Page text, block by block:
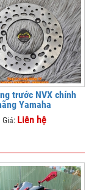
trước NVX chính
Yamaha
Giá: Liên hệ